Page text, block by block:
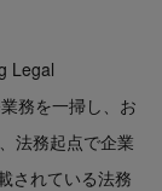
Legal
務を一掃し、お
法務起点で企業
されている法務